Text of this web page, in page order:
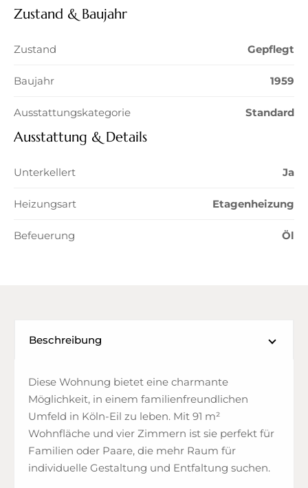
Zustand & Baujahr
Zustand Gepflegt
Baujahr 1959
Ausstattungskategorie Standard
Ausstattung & Details
Unterkellert Ja
Heizungsart Etagenheizung
Befeuerung Öl
Beschreibung
Diese Wohnung bietet eine charmante
Möglichkeit, in einem familienfreundlichen
Umfeld in Köln-Eil zu leben. Mit 91 m²
Wohnfläche und vier Zimmern ist sie perfekt für
Familien oder Paare, die mehr Raum für
individuelle Gestaltung und Entfaltung suchen.